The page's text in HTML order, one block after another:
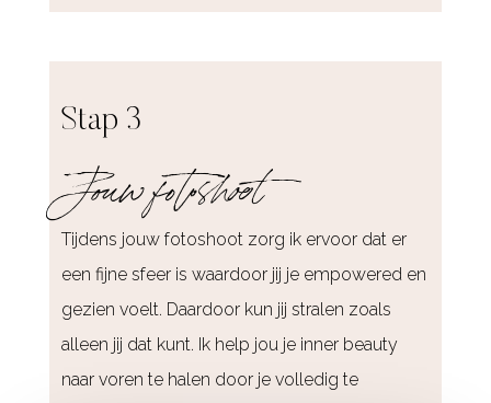
Stap 3
Jouw fotoshoot
Tijdens jouw fotoshoot zorg ik ervoor dat er
een fijne sfeer is waardoor jij je empowered en
gezien voelt. Daardoor kun jij stralen zoals
alleen jij dat kunt. Ik help jou je inner beauty
naar voren te halen door je volledig te